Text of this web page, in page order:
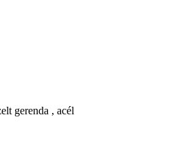
gerenda , acél